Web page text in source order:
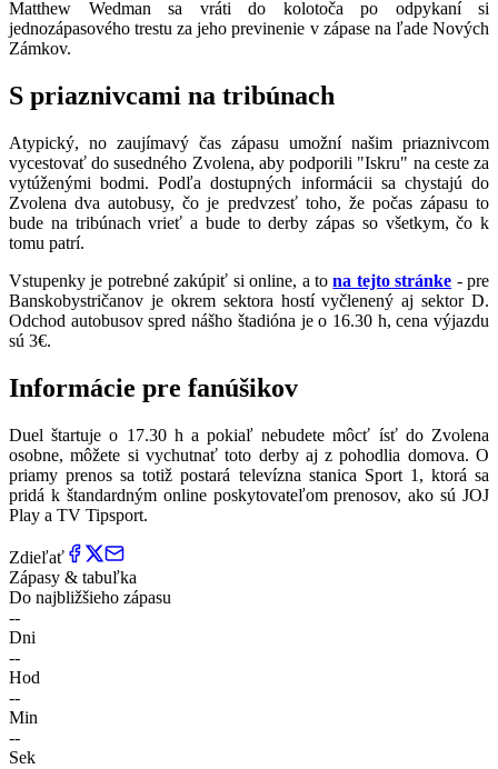
Matthew Wedman sa vráti do kolotoča po odpykaní si
jednozápasového trestu za jeho previnenie v zápase na ľade Nových
Zámkov.
S priaznivcami na tribúnach
Atypický, no zaujímavý čas zápasu umožní našim priaznivcom
vycestovať do susedného Zvolena, aby podporili "Iskru" na ceste za
vytúženými bodmi. Podľa dostupných informácii sa chystajú do
Zvolena dva autobusy, čo je predvzesť toho, že počas zápasu to
bude na tribúnach vrieť a bude to derby zápas so všetkym, čo k
tomu patrí.
Vstupenky je potrebné zakúpiť si online, a tona tejto stránke - pre
Banskobystričanov je okrem sektora hostí vyčlenený aj sektor D.
Odchod autobusov spred nášho štadióna je o 16.30 h, cena výjazdu
sú 3€.
Informácie pre fanúšikov
Duel štartuje o 17.30 h a pokiaľ nebudete môcť ísť do Zvolena
osobne, môžete si vychutnať toto derby aj z pohodlia domova. O
priamy prenos sa totiž postará televízna stanica Sport 1, ktorá sa
pridá k štandardným online poskytovateľom prenosov, ako sú JOJ
Play a TV Tipsport.
Zdieľať
Zápasy & tabuľka
Do najbližšieho zápasu
--
Dni
--
Hod
--
Min
--
Sek